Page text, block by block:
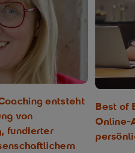
entsteht
von
fundierter
Best of
Online-